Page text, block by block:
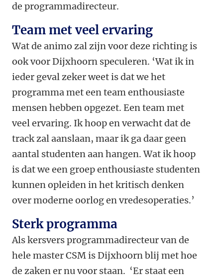
de programmadirecteur.
Team met veel ervaring
Wat de animo zal zijn voor deze richting is
ook voor Dijxhoorn speculeren. ‘Wat ik in
ieder geval zeker weet is dat we het
programma met een team enthousiaste
mensen hebben opgezet. Een team met
veel ervaring. Ik hoop en verwacht dat de
track zal aanslaan, maar ik ga daar geen
aantal studenten aan hangen. Wat ik hoop
is dat we een groep enthousiaste studenten
kunnen opleiden in het kritisch denken
over moderne oorlog en vredesoperaties.’
Sterk programma
Als kersvers programmadirecteur van de
hele master CSM is Dijxhoorn blij met hoe
de zaken er nu voor staan. ‘Er staat een